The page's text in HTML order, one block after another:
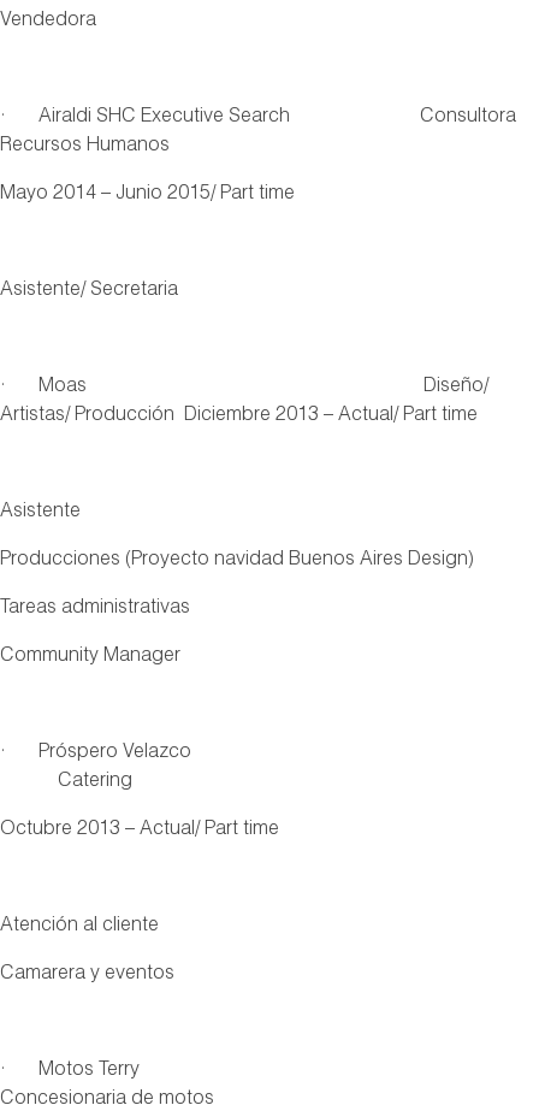
Vendedora
· Airaldi SHC Executive Search Consultora
Recursos Humanos
Mayo 2014 – Junio 2015/ Part time
Asistente/ Secretaria
· Moas Diseño/
Artistas/ Producción Diciembre 2013 – Actual/ Part time
Asistente
Producciones (Proyecto navidad Buenos Aires Design)
Tareas administrativas
Community Manager
· Próspero Velazco
Catering
Octubre 2013 – Actual/ Part time
Atención al cliente
Camarera y eventos
· Motos Terry
Concesionaria de motos